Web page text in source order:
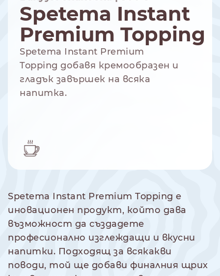
NESPRESSO
СТАНДАРТ
DOLCE GUSTO
Spetema Instant
Premium Topping
Spetema Instant Premium
Topping добавя кремообразен и
гладък завършек на всяка
напитка.
Spetema Instant Premium Topping е
иновационен продукт, който дава
възможност да създадете
професионално изглеждащи и вкусни
напитки. Подходящ за всякакви
поводи, той ще добави финалния щрих